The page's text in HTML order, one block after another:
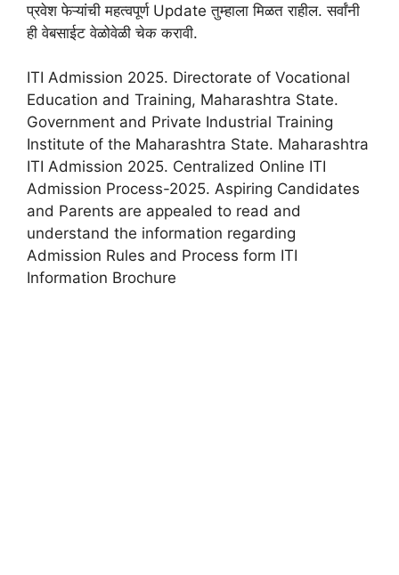
प्रवेश फेऱ्यांची महत्वपूर्ण Update तुम्हाला मिळत राहील. सर्वांनी
ही वेबसाईट वेळोवेळी चेक करावी.
ITI Admission 2025. Directorate of Vocational
Education and Training, Maharashtra State.
Government and Private Industrial Training
Institute of the Maharashtra State. Maharashtra
ITI Admission 2025. Centralized Online ITI
Admission Process-2025. Aspiring Candidates
and Parents are appealed to read and
understand the information regarding
Admission Rules and Process form ITI
Information Brochure